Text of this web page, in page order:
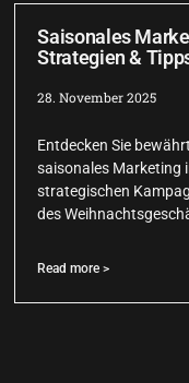
Saisonales
Strategien &
28. November 2025
Entdecken Sie
saisonales Marketing
strategischen
des
Read more >